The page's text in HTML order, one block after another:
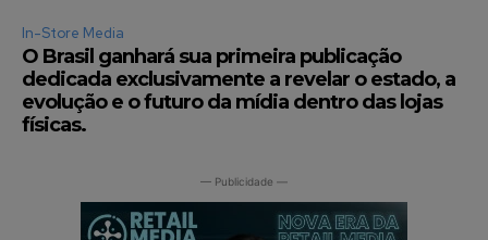
In-Store Media
O Brasil ganhará sua primeira publicação
dedicada exclusivamente a revelar o estado, a
evolução e o futuro da mídia dentro das lojas
físicas.
— Publicidade —